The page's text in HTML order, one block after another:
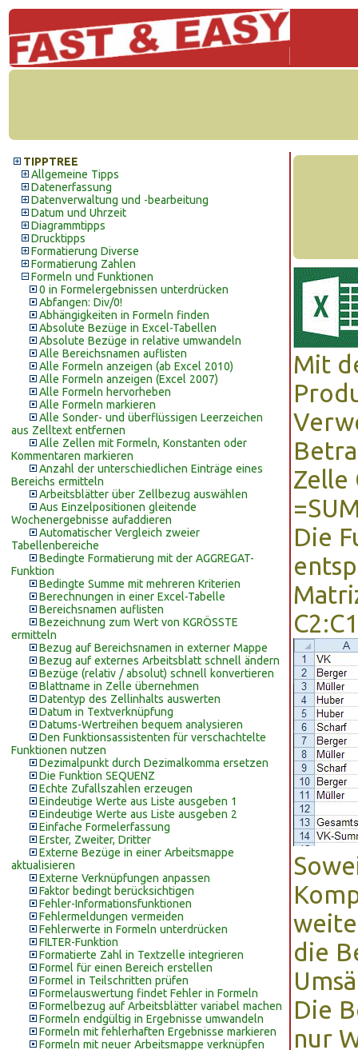
TIPPTREE
Allgemeine Tipps
Datenerfassung
Datenverwaltung und -bearbeitung
Datum und Uhrzeit
Diagrammtipps
Drucktipps
Formatierung Diverse
Formatierung Zahlen
Formeln und Funktionen
0 in Formelergebnissen unterdrücken
Abfangen: Div/0!
Abhängigkeiten in Formeln finden
Absolute Bezüge in Excel-Tabellen
Absolute Bezüge in relative umwandeln
Alle Bereichsnamen auflisten
Alle Formeln anzeigen (ab Excel 2010)
Alle Formeln anzeigen (Excel 2007)
Alle Formeln hervorheben
Alle Formeln markieren
Alle Sonder- und überflüssigen Leerzeichen
aus Zelltext entfernen
Alle Zellen mit Formeln, Konstanten oder
Kommentaren markieren
Anzahl der unterschiedlichen Einträge eines
Bereichs ermitteln
Arbeitsblätter über Zellbezug auswählen
Aus Einzelpositionen gleitende
Wochenergebnisse aufaddieren
Automatischer Vergleich zweier
Tabellenbereiche
Bedingte Formatierung mit der AGGREGAT-
Funktion
Bedingte Summe mit mehreren Kriterien
Berechnungen in einer Excel-Tabelle
Bereichsnamen auflisten
Bezeichnung zum Wert von KGRÖSSTE
ermitteln
Bezug auf Bereichsnamen in externer Mappe
Bezug auf externes Arbeitsblatt schnell ändern
Bezüge (relativ / absolut) schnell konvertieren
Blattname in Zelle übernehmen
Datentyp des Zellinhalts auswerten
Datum in Textverknüpfung
Datums-Wertreihen bequem analysieren
Den Funktionsassistenten für verschachtelte
Funktionen nutzen
Dezimalpunkt durch Dezimalkomma ersetzen
Die Funktion SEQUENZ
Echte Zufallszahlen erzeugen
Eindeutige Werte aus Liste ausgeben 1
Eindeutige Werte aus Liste ausgeben 2
Einfache Formelerfassung
Erster, Zweiter, Dritter
Externe Bezüge in einer Arbeitsmappe
aktualisieren
Externe Verknüpfungen anpassen
Faktor bedingt berücksichtigen
Fehler-Informationsfunktionen
Fehlermeldungen vermeiden
Fehlerwerte in Formeln unterdrücken
FILTER-Funktion
Formatierte Zahl in Textzelle integrieren
Formel für einen Bereich erstellen
Formel in Teilschritten prüfen
Formelauswertung findet Fehler in Formeln
Formelbezug auf Arbeitsblätter variabel machen
Formeln endgültig in Ergebnisse umwandeln
Formeln mit fehlerhaften Ergebnisse markieren
Formeln mit neuer Arbeitsmappe verknüpfen
Mit
Zelle
Die
die
Die
nur